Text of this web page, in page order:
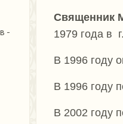
-
Священник
1979 года в
В 1996 году
В 1996 году
В 2002 году